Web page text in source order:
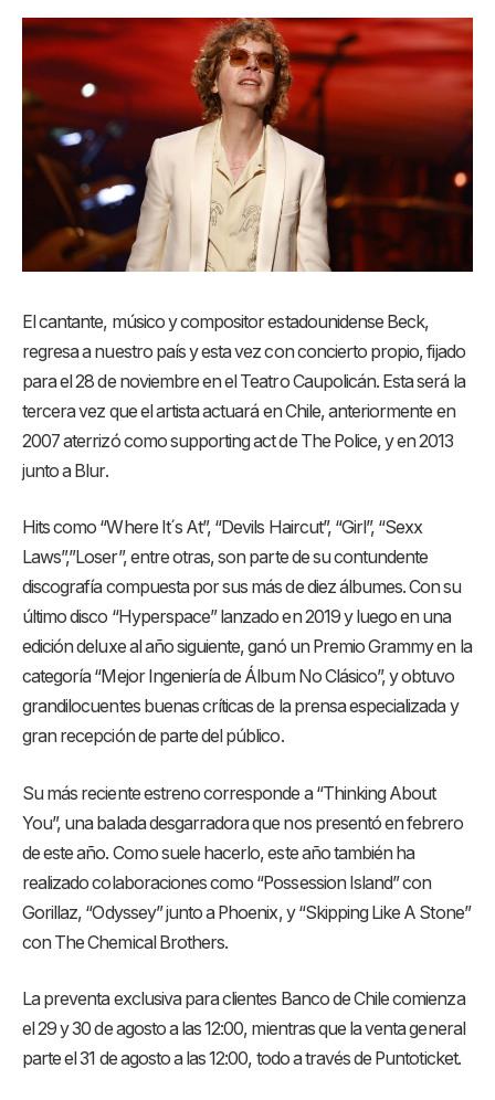
El cantante, músico y compositor estadounidense Beck,
regresa a nuestro país y esta vez con concierto propio, fijado
para el 28 de noviembre en el Teatro Caupolicán. Esta será la
tercera vez que el artista actuará en Chile, anteriormente en
2007 aterrizó como supporting act de The Police, y en 2013
junto a Blur.
Hits como “Where It´s At”, “Devils Haircut”, “Girl”, “Sexx
Laws”,”Loser”, entre otras, son parte de su contundente
discografía compuesta por sus más de diez álbumes. Con su
último disco “Hyperspace” lanzado en 2019 y luego en una
edición deluxe al año siguiente, ganó un Premio Grammy en la
categoría “Mejor Ingeniería de Álbum No Clásico”, y obtuvo
grandilocuentes buenas críticas de la prensa especializada y
gran recepción de parte del público.
Su más reciente estreno corresponde a “Thinking About
You”, una balada desgarradora que nos presentó en febrero
de este año. Como suele hacerlo, este año también ha
realizado colaboraciones como “Possession Island” con
Gorillaz, “Odyssey” junto a Phoenix, y “Skipping Like A Stone”
con The Chemical Brothers.
La preventa exclusiva para clientes Banco de Chile comienza
el 29 y 30 de agosto a las 12:00, mientras que la venta general
parte el 31 de agosto a las 12:00, todo a través de Puntoticket.